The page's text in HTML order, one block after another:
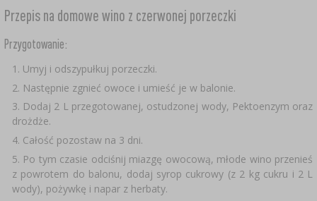
NICI, SZNURKI, SIATKI
OSŁONKI
JELITA
PEKLE, MARYNATY I ZIOŁA ›
FILTROWANIE
KORKOWANIE
AKCESORIA WINIARSKIE ›
MIERNIKI, WSKAŹNIKI ›
JOGURTOWNICE
PRZYPRAWY
BUTELKI
BADANIA PIWA
SUSZARKI DO ŻYWNOŚCI
LEJKI
ETYKIETY
VYPITO
DROŻDŻE GORZELNICZE
WĘGIEL AKTYWNY
SUBSTANCJE DODATKOWE
ETYKIETY
PRZECHOWYWANIE
MŁYNKI I MOŹDZIERZE
GADŻETY DOMOWE
Przepis na domowe wino z czerwonej porzeczki
Przygotowanie:
Umyj i odszypułkuj porzeczki.
Następnie zgnieć owoce i umieść je w balonie.
Dodaj 2 L przegotowanej, ostudzonej wody, Pektoenzym oraz
drożdże.
Całość pozostaw na 3 dni.
Po tym czasie odciśnij miazgę owocową, młode wino przenieś
z powrotem do balonu, dodaj syrop cukrowy (z 2 kg cukru i 2 L
wody), pożywkę i napar z herbaty.